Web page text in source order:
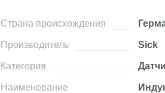
Страна происхождения
Производитель Sick
Категория
Наименование